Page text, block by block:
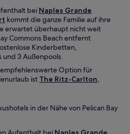
bei Naples Grande
kommt die ganze Familie auf ihre
erwartet überhaupt nicht weit
Commons Beach entfernt
Kinderbetten,
und 3 Außenpools.
Option für
ist The Ritz-Carlton,
in der Nähe von Pelican Bay